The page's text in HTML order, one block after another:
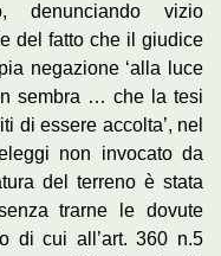
vizio
del fatto che il giudice
negazione ‘alla luce
sembra … che la tesi
di essere accolta’, nel
non invocato da
del terreno è stata
trarne le dovute
di cui all’art. 360 n.5